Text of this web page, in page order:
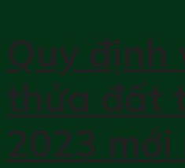
Quy định
thửa đất
2023